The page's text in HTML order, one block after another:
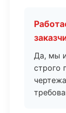
Да, мы
строго